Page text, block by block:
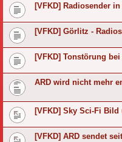
[VFKD] Radiosender
[VFKD] Görlitz -
[VFKD] Tonstörung bei
ARD wird nicht mehr
[VFKD] Sky Sci-Fi
[VFKD] ARD sendet